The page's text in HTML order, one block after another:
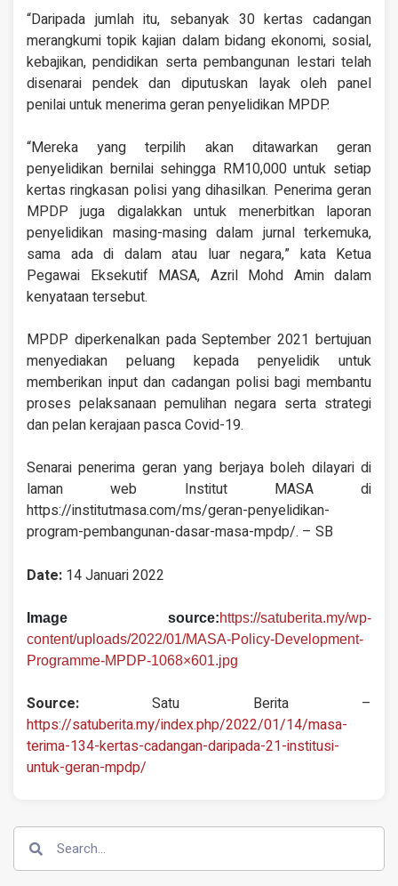
“Daripada jumlah itu, sebanyak 30 kertas cadangan
merangkumi topik kajian dalam bidang ekonomi, sosial,
kebajikan, pendidikan serta pembangunan lestari telah
disenarai pendek dan diputuskan layak oleh panel
penilai untuk menerima geran penyelidikan MPDP.
“Mereka yang terpilih akan ditawarkan geran
penyelidikan bernilai sehingga RM10,000 untuk setiap
kertas ringkasan polisi yang dihasilkan. Penerima geran
MPDP juga digalakkan untuk menerbitkan laporan
penyelidikan masing-masing dalam jurnal terkemuka,
sama ada di dalam atau luar negara,” kata Ketua
Pegawai Eksekutif MASA, Azril Mohd Amin dalam
kenyataan tersebut.
MPDP diperkenalkan pada September 2021 bertujuan
menyediakan peluang kepada penyelidik untuk
memberikan input dan cadangan polisi bagi membantu
proses pelaksanaan pemulihan negara serta strategi
dan pelan kerajaan pasca Covid-19.
Senarai penerima geran yang berjaya boleh dilayari di
laman web Institut MASA di
https://institutmasa.com/ms/geran-penyelidikan-
program-pembangunan-dasar-masa-mpdp/. – SB
Date: 14 Januari 2022
Image source:https://satuberita.my/wp-
content/uploads/2022/01/MASA-Policy-Development-
Programme-MPDP-1068×601.jpg
Source: Satu Berita –
https://satuberita.my/index.php/2022/01/14/masa-
terima-134-kertas-cadangan-daripada-21-institusi-
untuk-geran-mpdp/